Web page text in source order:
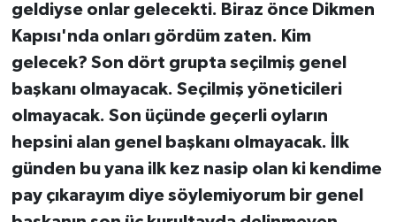
geldiyse onlar gelecekti. Biraz önce Dikmen
Kapısı'nda onları gördüm zaten. Kim
gelecek? Son dört grupta seçilmiş genel
başkanı olmayacak. Seçilmiş yöneticileri
olmayacak. Son üçünde geçerli oyların
hepsini alan genel başkanı olmayacak. İlk
günden bu yana ilk kez nasip olan ki kendime
pay çıkarayım diye söylemiyorum bir genel